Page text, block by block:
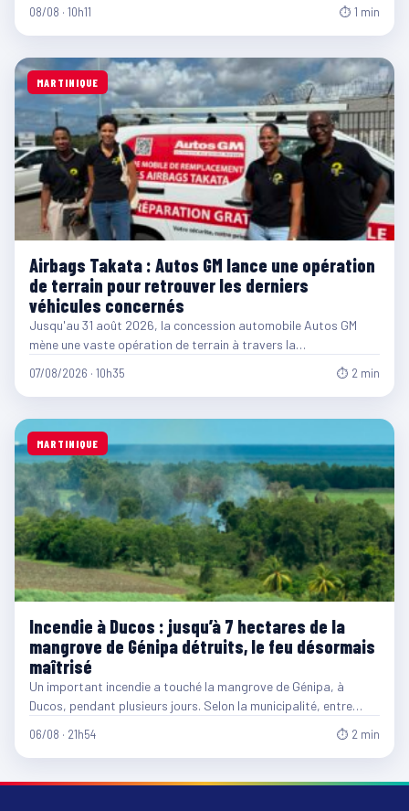
08/08 · 10h11 ⏱ 1 min
MARTINIQUE
Airbags Takata : Autos GM lance une opération
de terrain pour retrouver les derniers
véhicules concernés
Jusqu'au 31 août 2026, la concession automobile Autos GM
mène une vaste opération de terrain à travers la…
07/08/2026 · 10h35 ⏱ 2 min
MARTINIQUE
Incendie à Ducos : jusqu’à 7 hectares de la
mangrove de Génipa détruits, le feu désormais
maîtrisé
Un important incendie a touché la mangrove de Génipa, à
Ducos, pendant plusieurs jours. Selon la municipalité, entre…
06/08 · 21h54 ⏱ 2 min